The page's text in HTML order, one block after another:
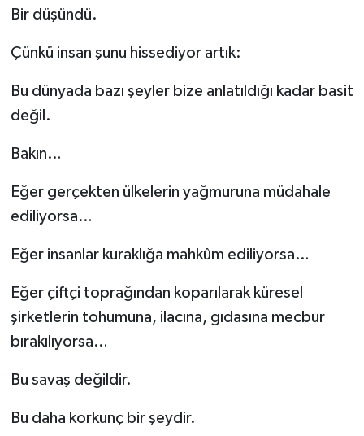
Bir düşündü.
Çünkü insan şunu hissediyor artık:
Bu dünyada bazı şeyler bize anlatıldığı kadar basit
değil.
Bakın…
Eğer gerçekten ülkelerin yağmuruna müdahale
ediliyorsa…
Eğer insanlar kuraklığa mahkûm ediliyorsa…
Eğer çiftçi toprağından koparılarak küresel
şirketlerin tohumuna, ilacına, gıdasına mecbur
bırakılıyorsa…
Bu savaş değildir.
Bu daha korkunç bir şeydir.